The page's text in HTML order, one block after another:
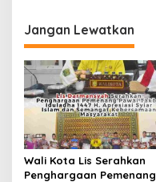
g
a
s
i
p
o
s
Jangan Lewatkan
Wali Kota Lis Serahkan
Penghargaan Pemenang